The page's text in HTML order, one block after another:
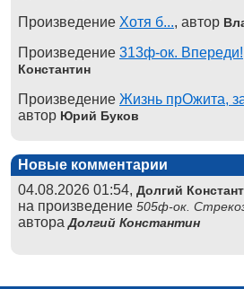
Произведение Хотя б..., автор
Произведение 313ф-ок. Впереди!
Константин
Произведение Жизнь прОжита,
автор Юрий Буков
Новые комментарии
04.08.2026 01:54, Долгий
на произведение 505ф-ок.
автораДолгий Константин